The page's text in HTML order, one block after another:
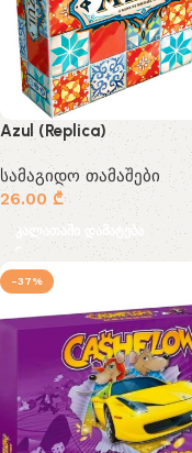
Azul (Replica)
სამაგიდო თამაშები
26.00 ₾
კალათაში დამატება
-37%